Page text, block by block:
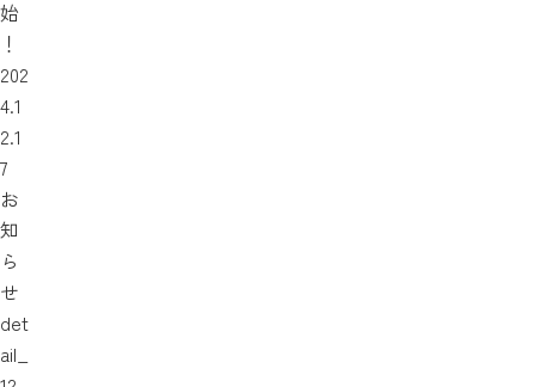
始
！
202
4.1
2.1
7
お
知
ら
せ
det
ail_